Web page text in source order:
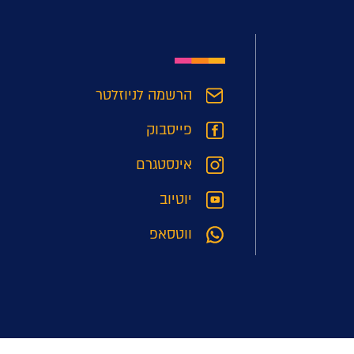
הרשמה לניוזלטר
פייסבוק
אינסטגרם
יוטיוב
ווטסאפ